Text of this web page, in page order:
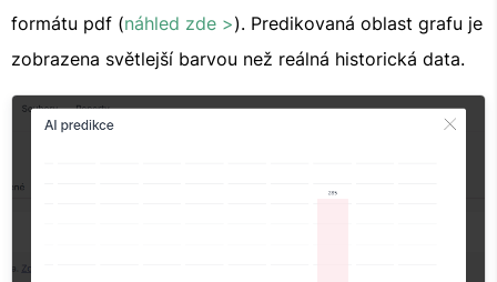
formátu pdf (náhled zde >). Predikovaná oblast grafu je
zobrazena světlejší barvou než reálná historická data.